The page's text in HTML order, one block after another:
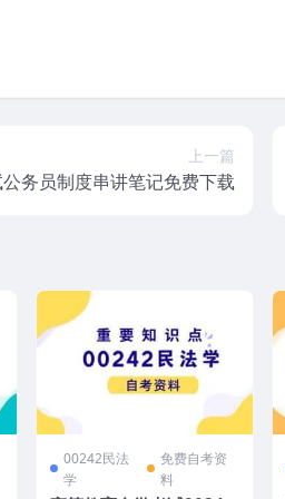
上一篇
务员制度串讲笔记免费下载
00242民法
学
免费自考资
料